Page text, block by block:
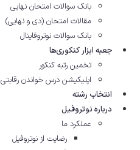
بانک سوالات امتحان نهایی
مقالات امتحان (دی و نهایی)
بانک سوالات نوتروفاینال
جعبه ابزار کنکوری‌ها
تخمین رتبه کنکور
اپلیکیشن درس خواندن رقابتی
انتخاب رشته
درباره نوتروفیل
عملکرد ما
رضایت از نوتروفیل